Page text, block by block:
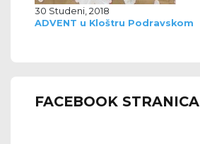
30 Studeni, 2018
ADVENT u Kloštru Podravskom
FACEBOOK STRANICA